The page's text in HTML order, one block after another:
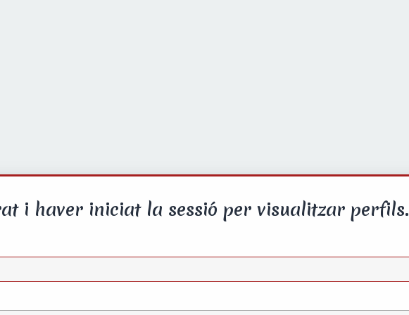
i haver iniciat la sessió per visualitzar perfils.